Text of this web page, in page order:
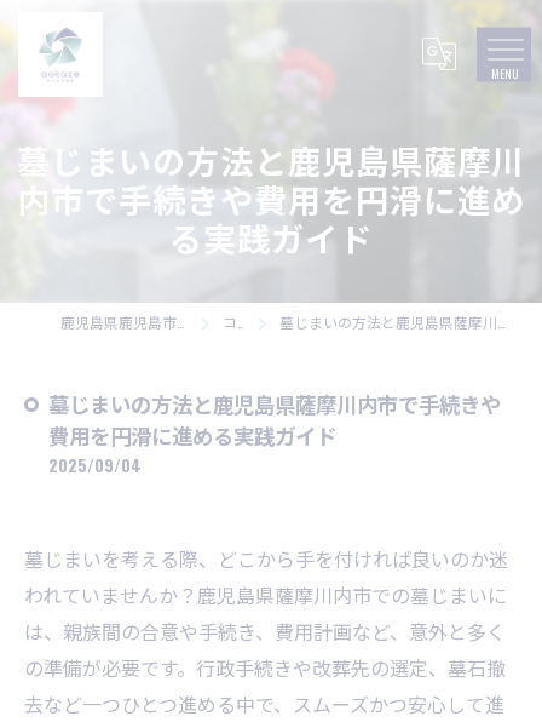
墓じまいの方法と鹿児島県薩摩川
内市で手続きや費用を円滑に進め
る実践ガイド
コラム 墓じまいの方法と鹿児島県薩摩川内市で手続きや費用を円滑に進める実践ガイド
墓じまいの方法と鹿児島県薩摩川内市で手続きや
費用を円滑に進める実践ガイド
2025/09/04
墓じまいを考える際、どこから手を付ければ良いのか迷
われていませんか？鹿児島県薩摩川内市での墓じまいに
は、親族間の合意や手続き、費用計画など、意外と多く
の準備が必要です。行政手続きや改葬先の選定、墓石撤
去など一つひとつ進める中で、スムーズかつ安心して進